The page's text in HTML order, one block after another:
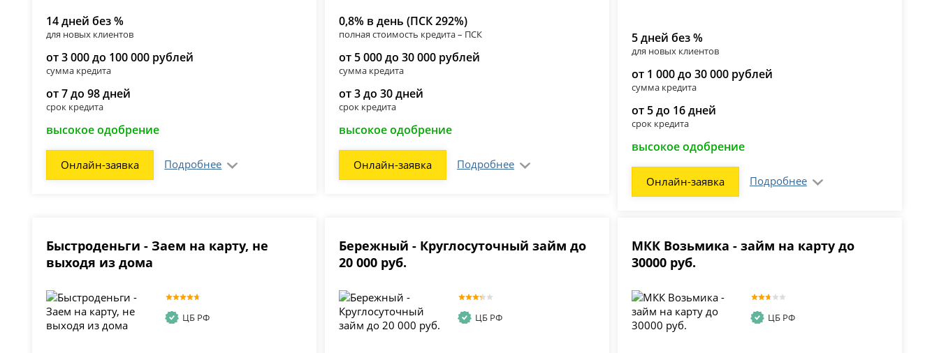
14 дней без %
для новых клиентов
от 3 000 до 100 000 рублей
сумма кредита
от 7 до 98 дней
срок кредита
высокое одобрение
Онлайн-заявка Подробнее
0,8% в день (ПСК 292%)
полная стоимость кредита – ПСК
от 5 000 до 30 000 рублей
сумма кредита
от 3 до 30 дней
срок кредита
высокое одобрение
Онлайн-заявка Подробнее
5 дней без %
для новых клиентов
от 1 000 до 30 000 рублей
сумма кредита
от 5 до 16 дней
срок кредита
высокое одобрение
Онлайн-заявка Подробнее
Быстроденьги - Заем на карту, не
выходя из дома
ЦБ РФ
Бережный - Круглосуточный займ до
20 000 руб.
ЦБ РФ
МКК Возьмика - займ на карту до
30000 руб.
ЦБ РФ